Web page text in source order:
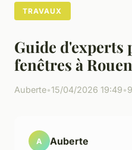
TRAVAUX
Guide d'experts
fenêtres à Rouen
Auberte•15/04/2026 19:49•
A Auberte